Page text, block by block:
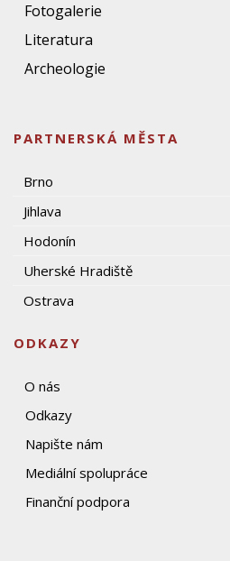
Fotogalerie
Literatura
Archeologie
PARTNERSKÁ MĚSTA
Brno
Jihlava
Hodonín
Uherské Hradiště
Ostrava
ODKAZY
O nás
Odkazy
Napište nám
Mediální spolupráce
Finanční podpora